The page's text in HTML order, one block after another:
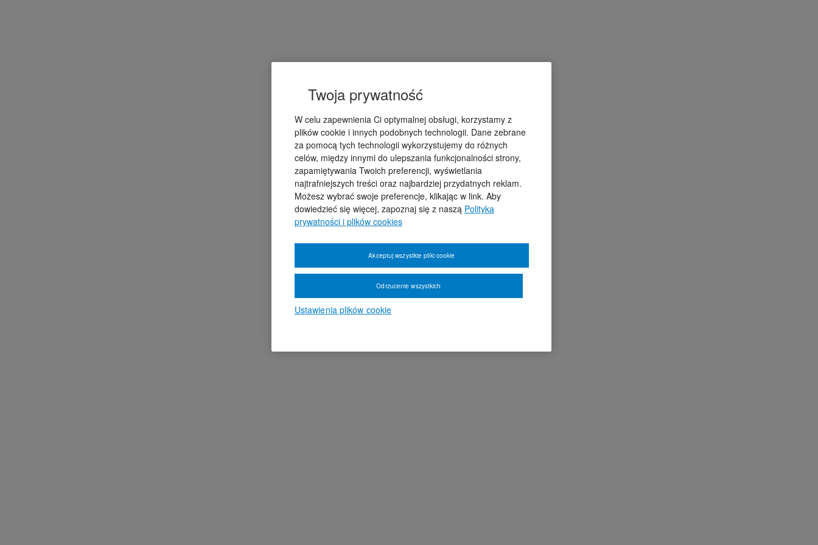
Twoja prywatność
W celu zapewnienia Ci optymalnej obsługi, korzystamy z
plików cookie i innych podobnych technologii. Dane zebrane
za pomocą tych technologii wykorzystujemy do różnych
celów, między innymi do ulepszania funkcjonalności strony,
zapamiętywania Twoich preferencji, wyświetlania
najtrafniejszych treści oraz najbardziej przydatnych reklam.
Możesz wybrać swoje preferencje, klikając w link. Aby
dowiedzieć się więcej, zapoznaj się z naszą Polityką
prywatności i plików cookies
Ustawienia plików cookie
Odrzucenie wszystkich
Akceptuj wszystkie pliki cookie